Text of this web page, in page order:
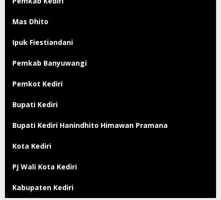
Mas Dhito
Ipuk Fiestiandani
Pemkab Banyuwangi
Pemkot Kediri
Bupati Kediri
Bupati Kediri Hanindhito Himawan Pramana
Kota Kediri
Pj Wali Kota Kediri
Kabupaten Kediri